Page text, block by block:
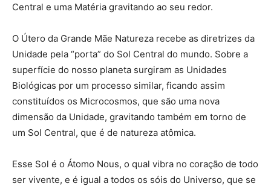
Central e uma Matéria gravitando ao seu redor.
O Útero da Grande Mãe Natureza recebe as diretrizes da
Unidade pela “porta” do Sol Central do mundo. Sobre a
superfície do nosso planeta surgiram as Unidades
Biológicas por um processo similar, ficando assim
constituídos os Microcosmos, que são uma nova
dimensão da Unidade, gravitando também em torno de
um Sol Central, que é de natureza atômica.
Esse Sol é o Átomo Nous, o qual vibra no coração de todo
ser vivente, e é igual a todos os sóis do Universo, que se